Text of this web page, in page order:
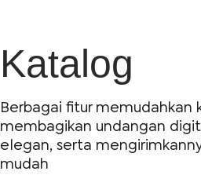
Katalog
Berbagai fitur memudahkan
membagikan undangan
elegan, serta
mudah